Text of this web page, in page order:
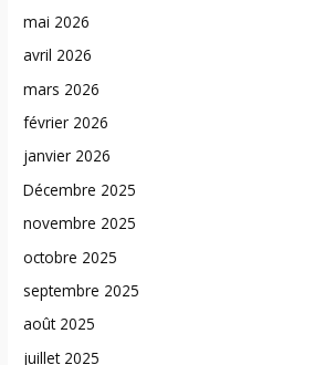
mai 2026
avril 2026
mars 2026
février 2026
janvier 2026
Décembre 2025
novembre 2025
octobre 2025
septembre 2025
août 2025
juillet 2025